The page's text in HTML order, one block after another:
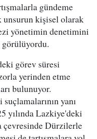
gündeme
kişisel olarak
yönetimin denetimini
görev süresi
yerinden etme
bulunuyor.
yanı
yılında Lazkiye'deki
çevresinde Dürzilerle